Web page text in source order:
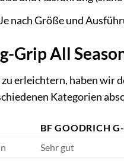
Je nach Größe und
Grip All
erleichtern, haben wir
Kategorien
BF GOODRICH
Sehr gut